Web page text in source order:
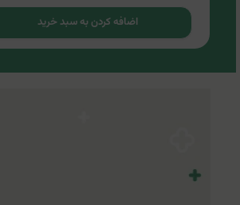
اضافه کردن به سبد خرید